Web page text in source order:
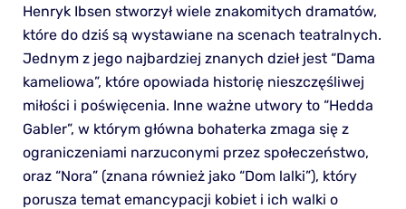
Henryk Ibsen stworzył wiele znakomitych dramatów,
które do dziś są wystawiane na scenach teatralnych.
Jednym z jego najbardziej znanych dzieł jest “Dama
kameliowa”, które opowiada historię nieszczęśliwej
miłości i poświęcenia. Inne ważne utwory to “Hedda
Gabler”, w którym główna bohaterka zmaga się z
ograniczeniami narzuconymi przez społeczeństwo,
oraz “Nora” (znana również jako “Dom lalki”), który
porusza temat emancypacji kobiet i ich walki o